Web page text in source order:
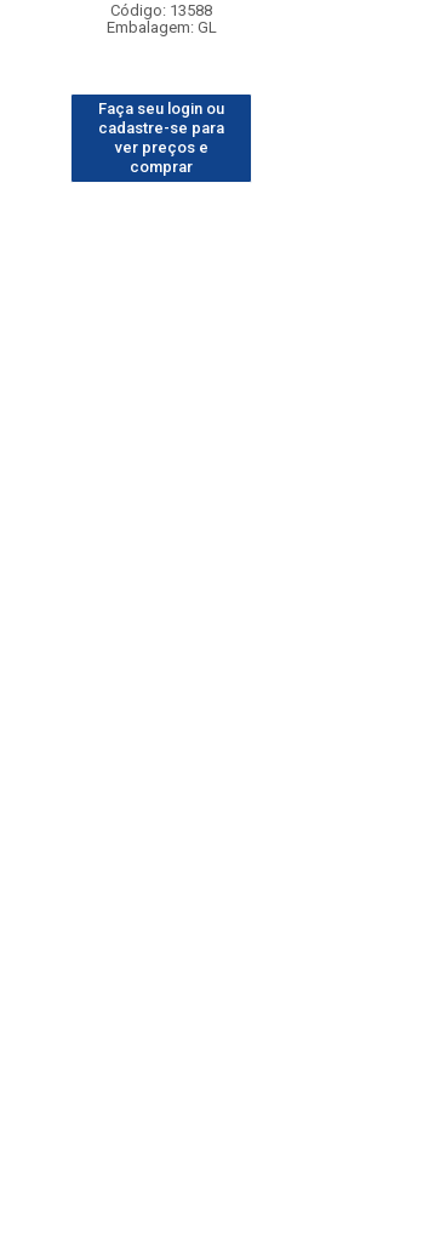
Código: 13588
Embalagem: GL
Faça seu login ou
cadastre-se para
ver preços e
comprar